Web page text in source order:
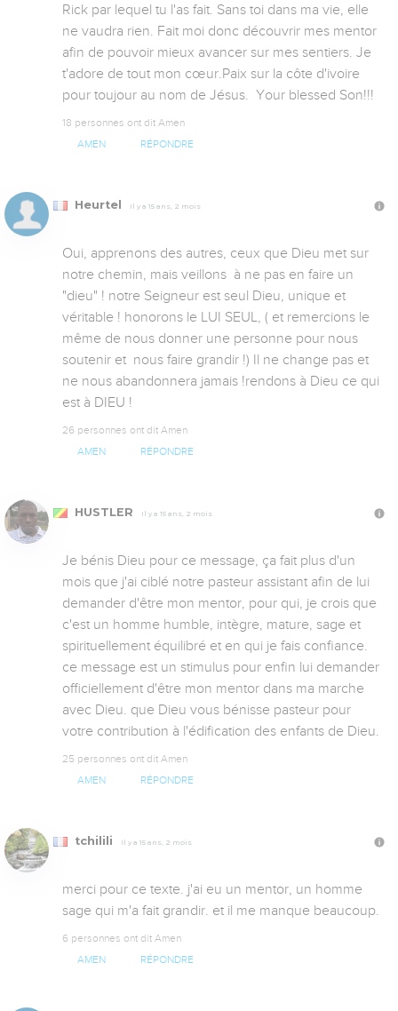
Rick par lequel tu l'as fait. Sans toi dans ma vie, elle
ne vaudra rien. Fait moi donc découvrir mes mentor
afin de pouvoir mieux avancer sur mes sentiers. Je
t'adore de tout mon cœur.Paix sur la côte d'ivoire
pour toujour au nom de Jésus.  Your blessed Son!!!
18 personnes ont dit Amen
AMEN RÉPONDRE
Heurtel Il y a 15 ans, 2 mois
Oui, apprenons des autres, ceux que Dieu met sur
notre chemin, mais veillons  à ne pas en faire un
"dieu" ! notre Seigneur est seul Dieu, unique et
véritable ! honorons le LUI SEUL, ( et remercions le
même de nous donner une personne pour nous
soutenir et  nous faire grandir !) Il ne change pas et
ne nous abandonnera jamais !rendons à Dieu ce qui
est à DIEU !
26 personnes ont dit Amen
AMEN RÉPONDRE
HUSTLER Il y a 15 ans, 2 mois
Je bénis Dieu pour ce message, ça fait plus d'un
mois que j'ai ciblé notre pasteur assistant afin de lui
demander d'être mon mentor, pour qui, je crois que
c'est un homme humble, intègre, mature, sage et
spirituellement équilibré et en qui je fais confiance.
ce message est un stimulus pour enfin lui demander
officiellement d'être mon mentor dans ma marche
avec Dieu. que Dieu vous bénisse pasteur pour
votre contribution à l'édification des enfants de Dieu.
25 personnes ont dit Amen
AMEN RÉPONDRE
tchilili Il y a 15 ans, 2 mois
merci pour ce texte. j'ai eu un mentor, un homme
sage qui m'a fait grandir. et il me manque beaucoup.
6 personnes ont dit Amen
AMEN RÉPONDRE